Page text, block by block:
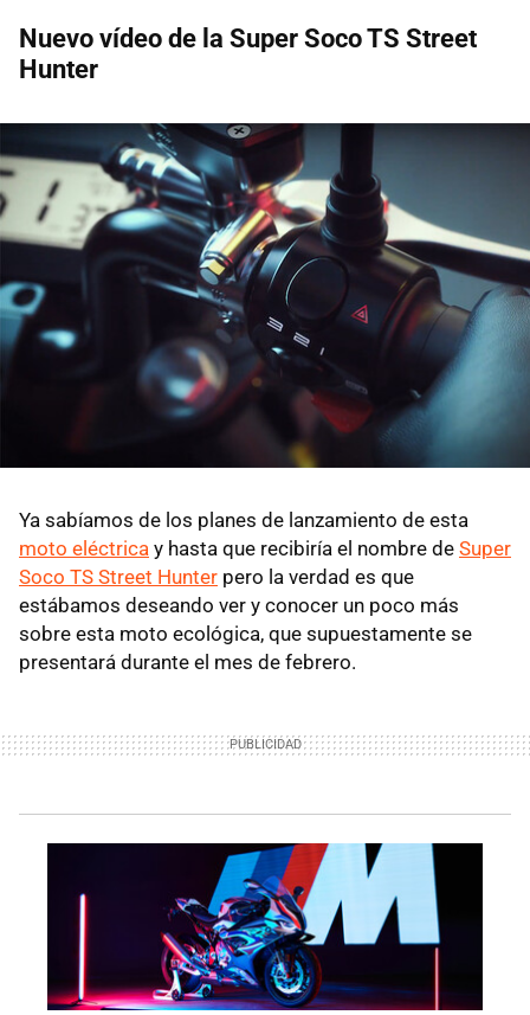
Nuevo vídeo de la Super Soco TS Street
Hunter
Ya sabíamos de los planes de lanzamiento de esta
moto eléctrica y hasta que recibiría el nombre de Super
Soco TS Street Hunter pero la verdad es que
estábamos deseando ver y conocer un poco más
sobre esta moto ecológica, que supuestamente se
presentará durante el mes de febrero.